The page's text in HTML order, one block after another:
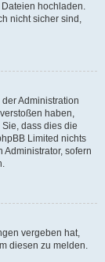
hochladen.
nicht sicher sind,
Administration
haben,
dass dies die
Limited nichts
Administrator, sofern
vergeben hat,
diesen zu melden.